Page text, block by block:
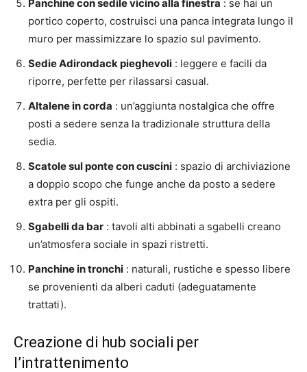
Panchine con sedile vicino alla finestra : se hai un
portico coperto, costruisci una panca integrata lungo il
muro per massimizzare lo spazio sul pavimento.
Sedie Adirondack pieghevoli : leggere e facili da
riporre, perfette per rilassarsi casual.
Altalene in corda : un’aggiunta nostalgica che offre
posti a sedere senza la tradizionale struttura della
sedia.
Scatole sul ponte con cuscini : spazio di archiviazione
a doppio scopo che funge anche da posto a sedere
extra per gli ospiti.
Sgabelli da bar : tavoli alti abbinati a sgabelli creano
un’atmosfera sociale in spazi ristretti.
Panchine in tronchi : naturali, rustiche e spesso libere
se provenienti da alberi caduti (adeguatamente
trattati).
Creazione di hub sociali per
l’intrattenimento